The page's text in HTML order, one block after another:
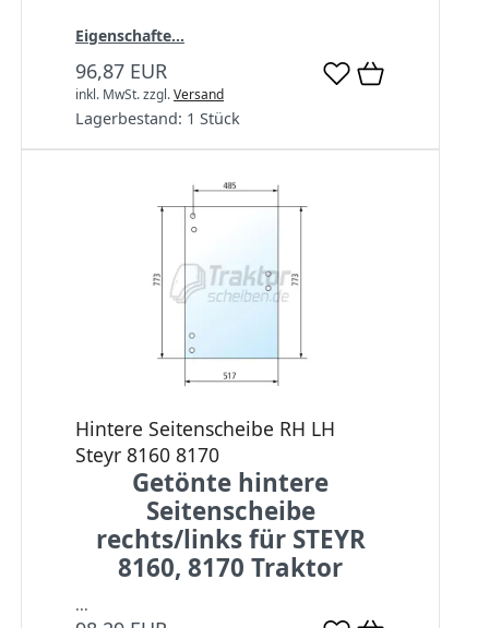
Eigenschafte...
96,87 EUR
inkl. MwSt.zzgl.Versand
Lagerbestand: 1 Stück
Hintere Seitenscheibe RH LH
Steyr 8160 8170
Getönte hintere
Seitenscheibe
rechts/links für STEYR
8160, 8170 Traktor
...